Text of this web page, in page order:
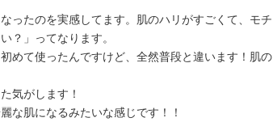
ったのを実感してます。肌のハリがすごくて、モチ
？」ってなります。
めて使ったんですけど、全然普段と違います！肌の
気がします！
な肌になるみたいな感じです！！